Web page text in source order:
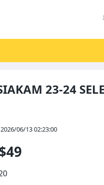
23-24
2026/06/13 02:23:00